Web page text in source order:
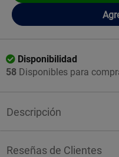
Disponibilidad
58 Disponibles para
Descripción
Reseñas de Clientes